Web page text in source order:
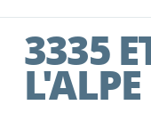
3335